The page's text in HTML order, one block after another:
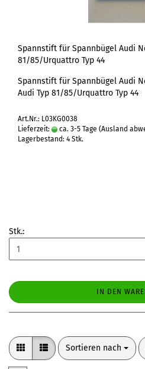
Spannstift für Spannbügel Audi
81/85/Urquattro Typ 44
Spannstift für Spannbügel Audi
Audi Typ 81/85/Urquattro Typ 44
Art.Nr.: L03KG0038
Lieferzeit:
ca. 3-5 Tage (Ausland
Lagerbestand: 4 Stk.
Stk.:
IN DEN
Sortieren nach
Sortieren nach